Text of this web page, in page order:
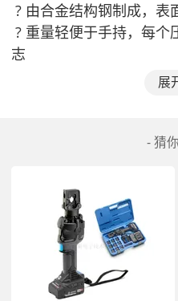
? 由合金结构钢制成，表
志
? 可使用检测销检测每个
展
- 猜